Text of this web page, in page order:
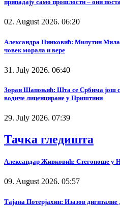
припадају само прошлости – они
02. August 2026. 06:20
Александра Нинковић: Милутин
човек морала и вере
31. July 2026. 06:40
Зоран Шапоњић: Шта се Србима још
водиче лиценциране у Приштини
29. July 2026. 07:39
Тачка гледишта
Александар Живковић: Стегоноше у
09. August 2026. 05:57
Тајана Потерјахин: Изазов дигиталне